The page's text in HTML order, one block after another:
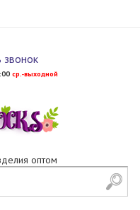
звонок
cр.-выходной
оптом